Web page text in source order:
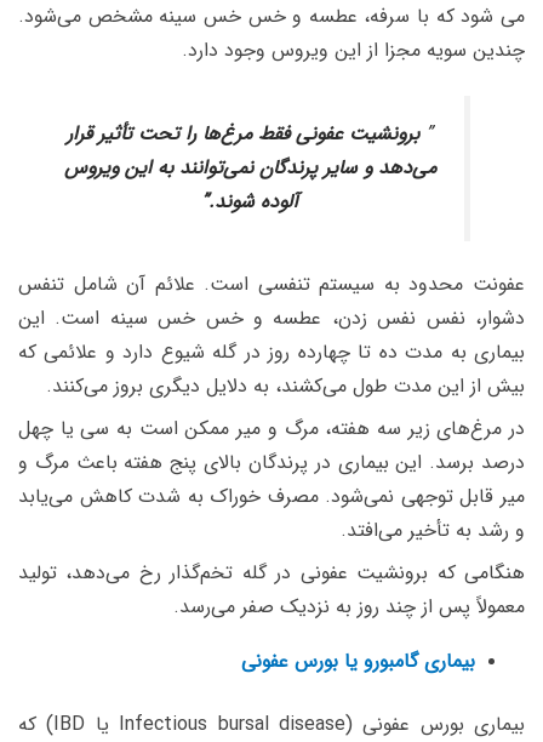
می شود که با سرفه، عطسه و خس خس سینه مشخص می‌شود.
چندین سویه مجزا از این ویروس وجود دارد.
”برونشیت عفونی فقط مرغ‌ها را تحت تأثیر قرار
می‌دهد و سایر پرندگان نمی‌توانند به این ویروس
آلوده شوند.”
عفونت محدود به سیستم تنفسی است. علائم آن شامل تنفس
دشوار، نفس نفس زدن، عطسه و خس خس سینه است. این
بیماری به مدت ده تا چهارده روز در گله شیوع دارد و علائمی که
بیش از این مدت طول می‌کشند، به دلایل دیگری بروز می‌کنند.
در مرغ‌های زیر سه هفته، مرگ و میر ممکن است به سی یا چهل
درصد برسد. این بیماری در پرندگان بالای پنج هفته باعث مرگ و
میر قابل توجهی نمی‌شود. مصرف خوراک به شدت کاهش می‌یابد
و رشد به تأخیر می‌افتد.
هنگامی که برونشیت عفونی در گله تخم‌گذار رخ می‌دهد، تولید
معمولاً پس از چند روز به نزدیک صفر می‌رسد.
بیماری گامبورو یا بورس عفونی
بیماری بورس عفونی (Infectious bursal disease یا IBD) که